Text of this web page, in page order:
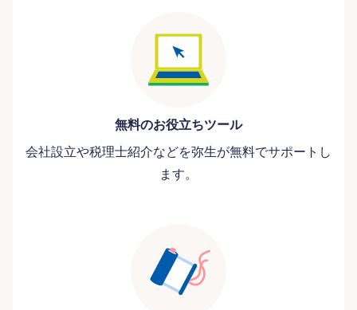
無料のお役立ちツール
会社設立や税理士紹介などを弥生が無料でサポートし
ます。